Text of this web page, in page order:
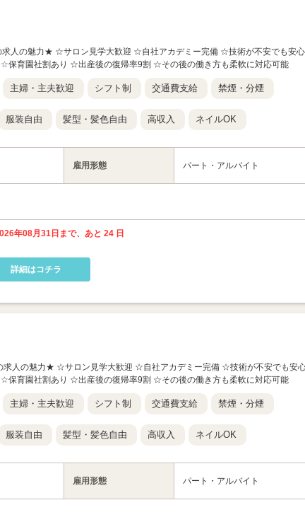
求人の魅力★ ☆サロン見学大歓迎 ☆自社アカデミー完備 ☆技術が不安でも安心
育園社割あり ☆出産後の復帰率9割 ☆その後の働き方も柔軟に対応可能
主婦・主夫歓迎 シフト制 交通費支給 禁煙・分煙
服装自由 髪型・髪色自由 高収入 ネイルOK
雇用形態 パート・アルバイト
年08月31日まで、あと 24 日
詳細はコチラ
求人の魅力★ ☆サロン見学大歓迎 ☆自社アカデミー完備 ☆技術が不安でも安
育園社割あり ☆出産後の復帰率9割 ☆その後の働き方も柔軟に対応可能
主婦・主夫歓迎 シフト制 交通費支給 禁煙・分煙
服装自由 髪型・髪色自由 高収入 ネイルOK
雇用形態 パート・アルバイト